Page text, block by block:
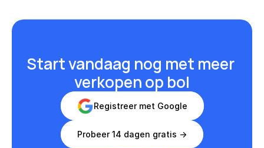
Start vandaag nog met meer
verkopen op bol
Registreer met Google
Probeer 14 dagen gratis ->